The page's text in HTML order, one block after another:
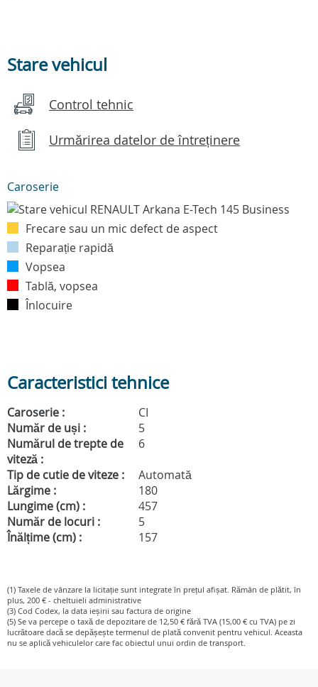
Stare vehicul
Control tehnic
Urmărirea datelor de întreținere
Caroserie
Frecare sau un mic defect de aspect
Reparație rapidă
Vopsea
Tablă, vopsea
Înlocuire
Caracteristici tehnice
Caroserie :
CI
Număr de uși :
5
Numărul de trepte de
viteză :
6
Tip de cutie de viteze :
Automată
Lărgime :
180
Lungime (cm) :
457
Număr de locuri :
5
Înălțime (cm) :
157
(1) Taxele de vânzare la licitație sunt integrate în prețul afișat. Rămân de plătit, în
plus, 200 € - cheltuieli administrative
(3) Cod Codex, la data ieșirii sau factura de origine
(5) Se va percepe o taxă de depozitare de 12,50 € fără TVA (15,00 € cu TVA) pe zi
lucrătoare dacă se depășește termenul de plată convenit pentru vehicul. Aceasta
nu se aplică vehiculelor care fac obiectul unui ordin de transport.